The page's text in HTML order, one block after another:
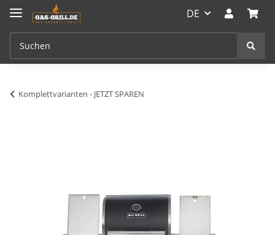
DE
Komplettvarianten - JETZT SPAREN